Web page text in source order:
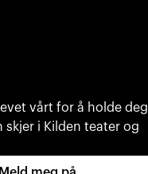
vårt for å holde deg
i Kilden teater og